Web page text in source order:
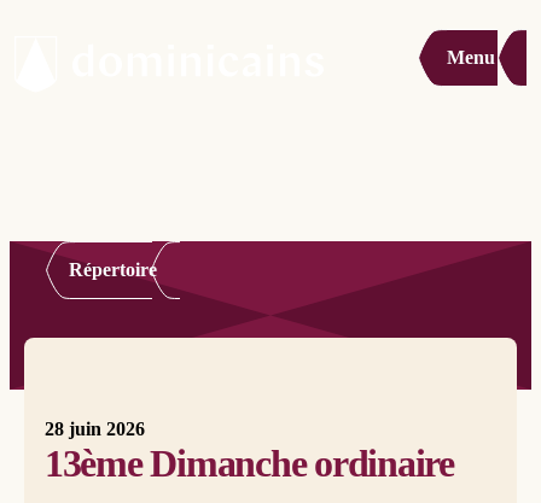
Menu
Répertoire
28 juin 2026
13ème Dimanche ordinaire